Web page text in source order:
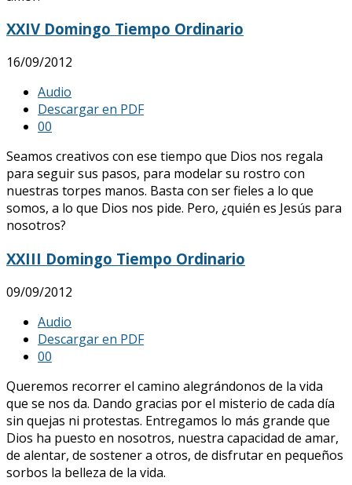
XXIV Domingo Tiempo Ordinario
16/09/2012
Audio
Descargar en PDF
00
Seamos creativos con ese tiempo que Dios nos regala
para seguir sus pasos, para modelar su rostro con
nuestras torpes manos. Basta con ser fieles a lo que
somos, a lo que Dios nos pide. Pero, ¿quién es Jesús para
nosotros?
XXIII Domingo Tiempo Ordinario
09/09/2012
Audio
Descargar en PDF
00
Queremos recorrer el camino alegrándonos de la vida
que se nos da. Dando gracias por el misterio de cada día
sin quejas ni protestas. Entregamos lo más grande que
Dios ha puesto en nosotros, nuestra capacidad de amar,
de alentar, de sostener a otros, de disfrutar en pequeños
sorbos la belleza de la vida.